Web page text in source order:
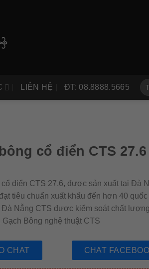
LIÊN HỆ ĐT: 08.8888.5665
cổ điển CTS 27.6
cổ điển CTS 27.6, được sản xuất tại Đà
tiêu chuẩn xuất khẩu đến hơn 40
Đà Nẵng CTS được kiểm soát chất
Gạch Bông nghệ thuật CTS
CHAT CHAT